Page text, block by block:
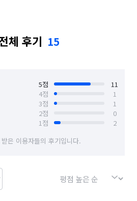
체 후기 15
5점
11
4점
1
3점
1
2점
0
1점
2
은 이용자들의 후기입니다.